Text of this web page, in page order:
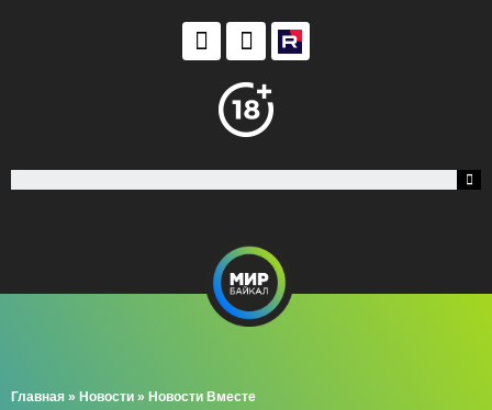
Главная » Новости » Новости Вместе